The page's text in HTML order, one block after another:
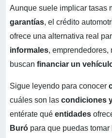
Aunque suele implicar tasas
garantías, el crédito
ofrece una alternativa real
informales, emprendedores,
buscan financiar un
Sigue leyendo para conocer
cuáles son las condiciones
entérate qué entidades
Buró para que puedas